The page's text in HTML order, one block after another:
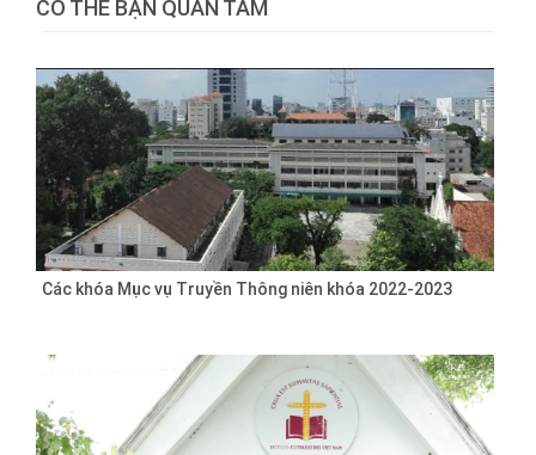
CÓ THỂ BẠN QUAN TÂM
Các khóa Mục vụ Truyền Thông niên khóa 2022-2023